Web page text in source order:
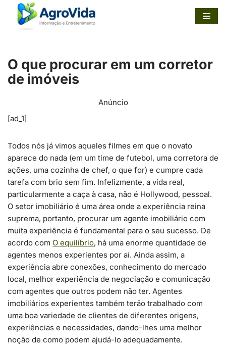
Pular
conteúdo
O que procurar em um corretor
de imóveis
Anúncio
[ad_1]
Todos nós já vimos aqueles filmes em que o novato
aparece do nada (em um time de futebol, uma corretora de
ações, uma cozinha de chef, o que for) e cumpre cada
tarefa com brio sem fim. Infelizmente, a vida real,
particularmente a caça à casa, não é Hollywood, pessoal.
O setor imobiliário é uma área onde a experiência reina
suprema, portanto, procurar um agente imobiliário com
muita experiência é fundamental para o seu sucesso. De
acordo com O equilíbrio, há uma enorme quantidade de
agentes menos experientes por aí. Ainda assim, a
experiência abre conexões, conhecimento do mercado
local, melhor experiência de negociação e comunicação
com agentes que outros podem não ter. Agentes
imobiliários experientes também terão trabalhado com
uma boa variedade de clientes de diferentes origens,
experiências e necessidades, dando-lhes uma melhor
noção de como podem ajudá-lo adequadamente.